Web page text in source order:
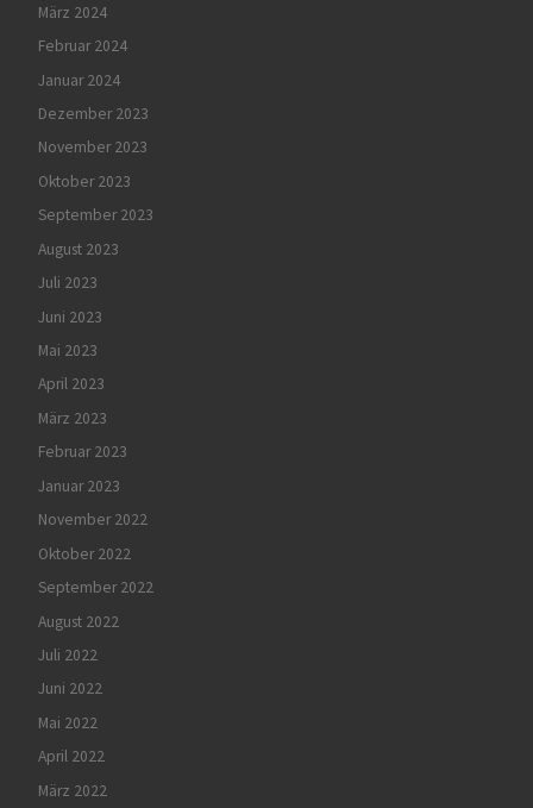
März 2024
Februar 2024
Januar 2024
Dezember 2023
November 2023
Oktober 2023
September 2023
August 2023
Juli 2023
Juni 2023
Mai 2023
April 2023
März 2023
Februar 2023
Januar 2023
November 2022
Oktober 2022
September 2022
August 2022
Juli 2022
Juni 2022
Mai 2022
April 2022
März 2022